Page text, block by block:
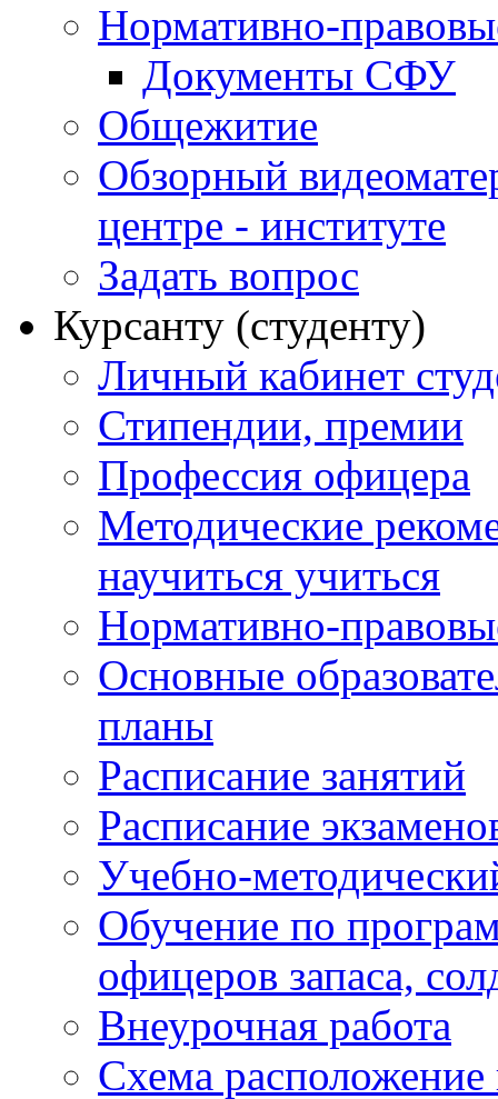
Нормативно-
Документы СФУ
Общежитие
Обзорный
центре - институте
Задать вопрос
Курсанту (студенту)
Личный кабинет
Стипендии, премии
Профессия офицера
Методические
научиться учиться
Нормативно-
Основные
планы
Расписание занятий
Расписание
Учебно-
Обучение по
офицеров запаса,
Внеурочная работа
Схема расположение